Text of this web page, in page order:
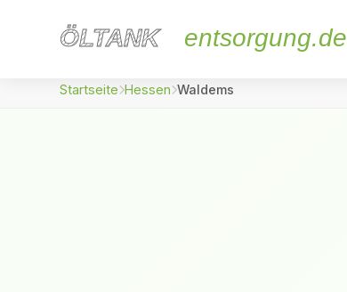
ÖLTANK
ÖLTANK entsorgung.de
Startseite Hessen Waldems